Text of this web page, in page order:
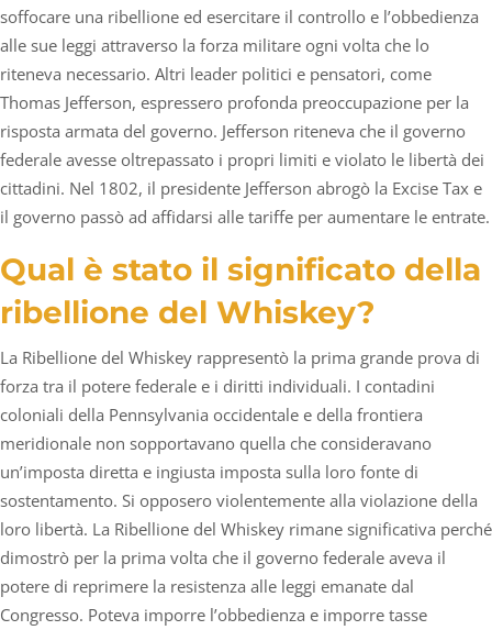
soffocare una ribellione ed esercitare il controllo e l’obbedienza
alle sue leggi attraverso la forza militare ogni volta che lo
riteneva necessario. Altri leader politici e pensatori, come
Thomas Jefferson, espressero profonda preoccupazione per la
risposta armata del governo. Jefferson riteneva che il governo
federale avesse oltrepassato i propri limiti e violato le libertà dei
cittadini. Nel 1802, il presidente Jefferson abrogò la Excise Tax e
il governo passò ad affidarsi alle tariffe per aumentare le entrate.
Qual è stato il significato della
ribellione del Whiskey?
La Ribellione del Whiskey rappresentò la prima grande prova di
forza tra il potere federale e i diritti individuali. I contadini
coloniali della Pennsylvania occidentale e della frontiera
meridionale non sopportavano quella che consideravano
un’imposta diretta e ingiusta imposta sulla loro fonte di
sostentamento. Si opposero violentemente alla violazione della
loro libertà. La Ribellione del Whiskey rimane significativa perché
dimostrò per la prima volta che il governo federale aveva il
potere di reprimere la resistenza alle leggi emanate dal
Congresso. Poteva imporre l’obbedienza e imporre tasse